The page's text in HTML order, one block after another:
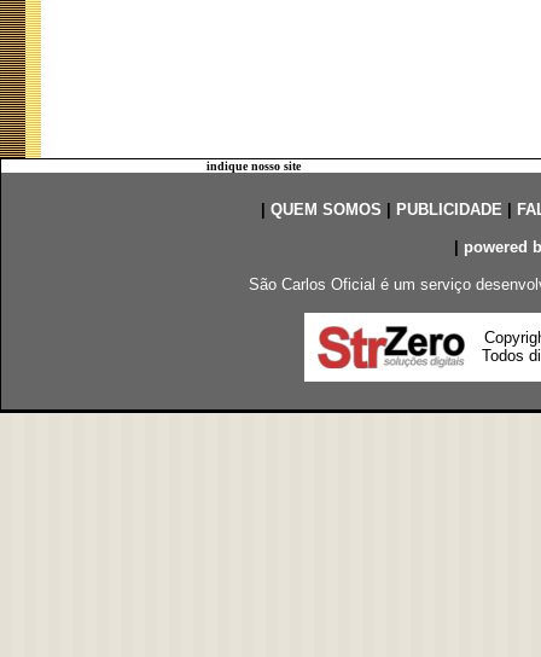
indique nosso site
QUEM SOMOS PUBLICIDADE|
powered
São Carlos Oficial é um serviço
Todos